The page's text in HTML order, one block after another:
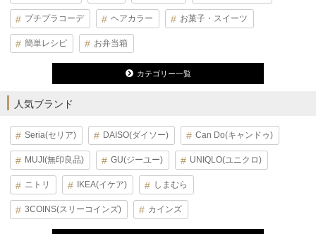
プチプラコーデ ヘアカラー お菓子・スイーツ
簡単レシピ お弁当箱
カテゴリー一覧
人気ブランド
Seria(セリア) DAISO(ダイソー) Can Do(キャンドゥ)
MUJI(無印良品) GU(ジーユー) UNIQLO(ユニクロ)
ニトリ IKEA(イケア) しまむら
3COINS(スリーコインズ) カインズ